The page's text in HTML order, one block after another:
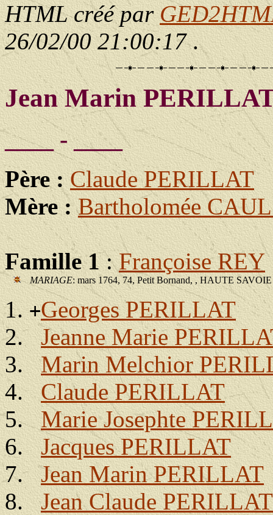
HTML créé par
26/02/00 21:00:17.
Jean Marin
____ - ____
Père :Claude PERILLAT
Mère :Bartholomée
Famille 1:Françoise REY
MARIAGE: mars 1764, 74, Petit Bornand, , HAUTE SAVOIE
+Georges PERILLAT
Jeanne Marie
Marin Melchior
Claude PERILLAT
Marie Josephte
Jacques PERILLAT
Jean Marin PERILLAT
Jean Claude PERILLAT